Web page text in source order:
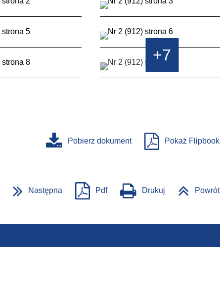
+7
Pobierz dokument Pokaż Flipbook
Następna Pdf Drukuj Powrót